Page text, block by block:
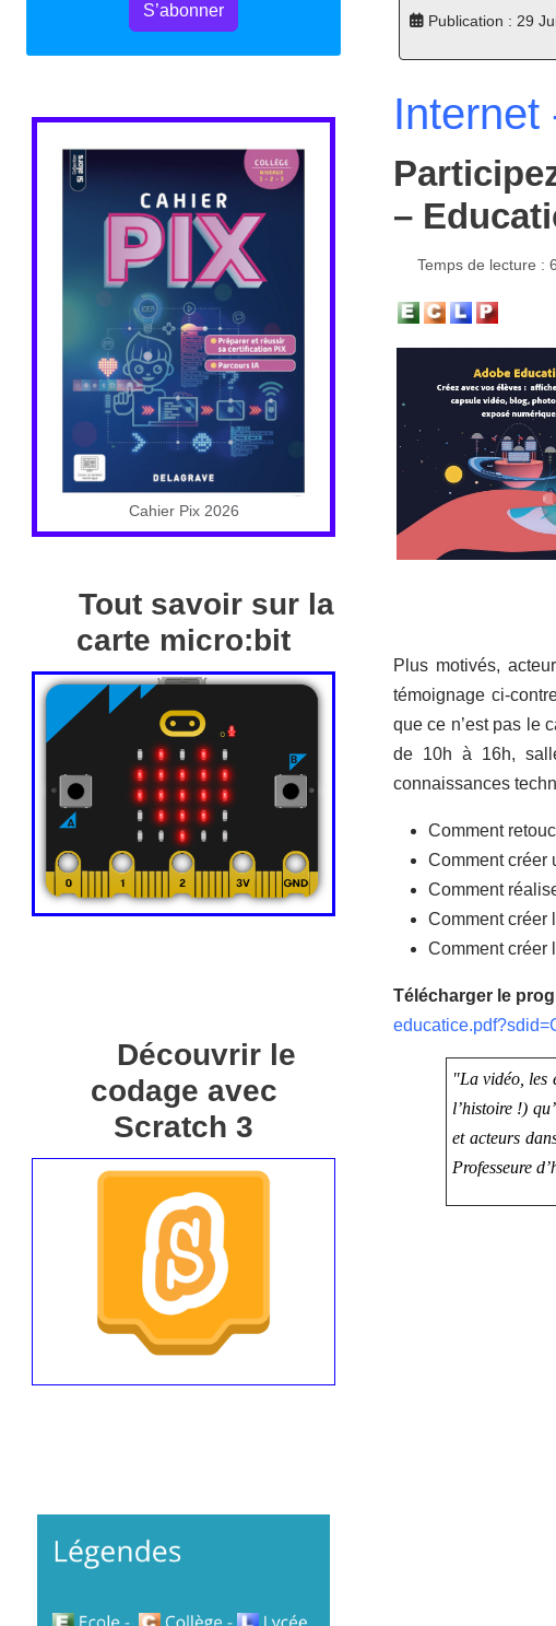
S’abonner
Cahier Pix 2026
Tout savoir sur la
carte micro:bit
Découvrir le
codage avec
Scratch 3
Publication : 29
Internet
–
Temps de lecture :
Plus motivés,
témoignage ci-
que ce n’est pas le
de 10h à 16h,
connaissances
Comment
Comment créer
Comment
Comment créer
Comment créer
Télécharger le
"La vidéo, les
l’histoire !)
et acteurs
Professeure